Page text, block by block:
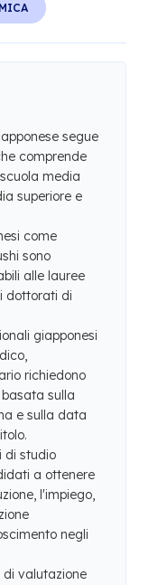
segue
comprende
media
superiore e
come
sono
alle lauree
dottorati di
giapponesi
richiedono
sulla
e sulla data
di studio
a ottenere
l'impiego,
negli
valutazione